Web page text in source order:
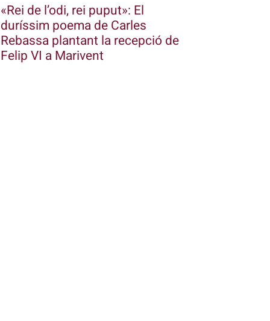
«Rei de l’odi, rei puput»: El
duríssim poema de Carles
Rebassa plantant la recepció de
Felip VI a Marivent